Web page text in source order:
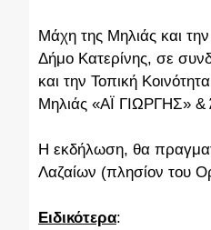
Μάχη της Μηλιάς και
Δήμο Κατερίνης, σε
και την Τοπική
Μηλιάς «ΑΪ ΓΙΩΡΓΗΣ»
Η εκδήλωση, θα
Λαζαίων (πλησίον του
Ειδικότερα: